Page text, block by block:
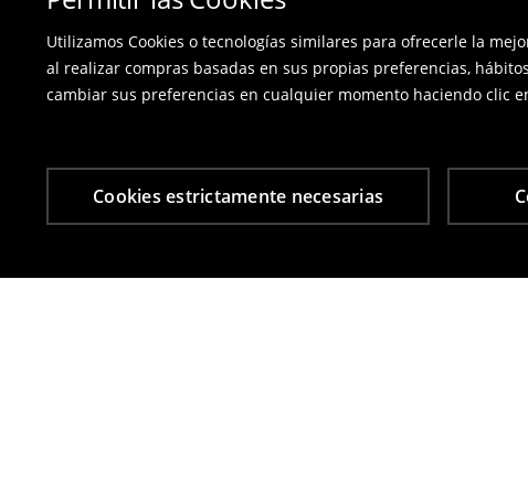
Utilizamos Cookies o tecnologías similares para ofrecerle la
al realizar compras basadas en sus propias preferencias,
cambiar sus preferencias en cualquier momento haciendo clic
Cookies estrictamente necesarias